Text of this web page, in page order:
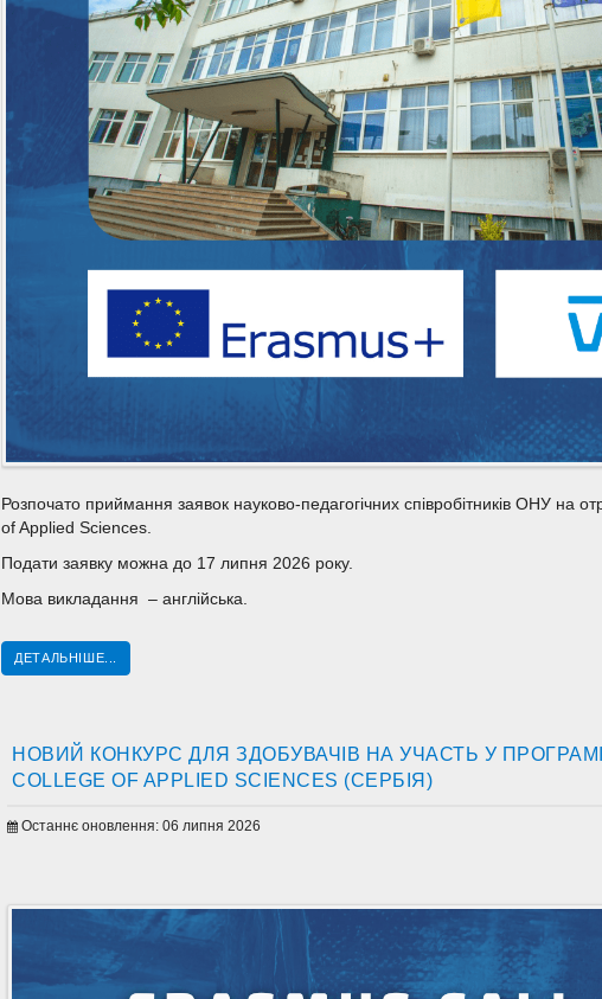
Розпочато приймання заявок науково-педагогічних співробітників ОНУ на
of Applied Sciences.
Подати заявку можна до 17 липня 2026 року.
Мова викладання – англійська.
ДЕТАЛЬНІШЕ...
НОВИЙ КОНКУРС ДЛЯ ЗДОБУВАЧІВ НА УЧАСТЬ У ПРОГРАМІ
COLLEGE OF APPLIED SCIENCES (СЕРБІЯ)
Останнє оновлення: 06 липня 2026